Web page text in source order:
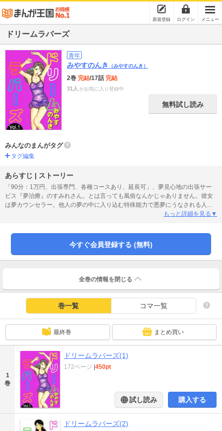
新規登録 ログイン メニュー
ドリームラバーズ
青年
みやすのんき （みやすのんき）
2巻 完結/17話完結
31人 がお気に入り登録中
無料試し読み
みんなのまんがタグ
タグ編集
あらすじ | ストーリー
「90分：1万円、出張専門、各種コースあり、延長可」、夢見心地の出張サー
ビス『夢治療』のすみれさん。とは言っても風俗なんかじゃありません。彼女
は夢カウンセラー。他人の夢の中に入り込む特殊能力で悪夢にうなされる人々
の夢を診察し、潜在意識化に眠る心の傷を治療する美人セラピスト。時にはエ
安、全部まとめて治療して差し上げます★
もっと詳細を見る▼
今すぐ会員登録する (無料)
全巻の情報を 閉じる
巻一覧 コマ一覧
最終巻 まとめ買い
1
巻
ドリームラバーズ(1)
172ページ 450pt
試し読み 購入する
ドリームラバーズ(2)